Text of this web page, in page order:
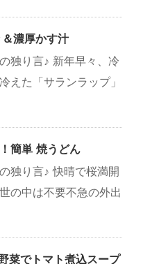
濃厚かす汁
独り言♪ 新年早々、冷
えた「サランラップ」
簡単 焼うどん
独り言♪ 快晴で桜満開
の中は不要不急の外出
菜でトマト煮込スープ